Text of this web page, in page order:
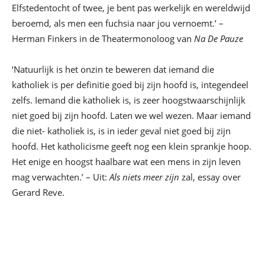
Elfstedentocht of twee, je bent pas werkelijk en wereldwijd
beroemd, als men een fuchsia naar jou vernoemt.’ –
Herman Finkers in de Theatermonoloog van Na De Pauze
‘Natuurlijk is het onzin te beweren dat iemand die
katholiek is per definitie goed bij zijn hoofd is, integendeel
zelfs. Iemand die katholiek is, is zeer hoogstwaarschijnlijk
niet goed bij zijn hoofd. Laten we wel wezen. Maar iemand
die niet- katholiek is, is in ieder geval niet goed bij zijn
hoofd. Het katholicisme geeft nog een klein sprankje hoop.
Het enige en hoogst haalbare wat een mens in zijn leven
mag verwachten.’ – Uit:Als niets meer zijn zal, essay over
Gerard Reve.